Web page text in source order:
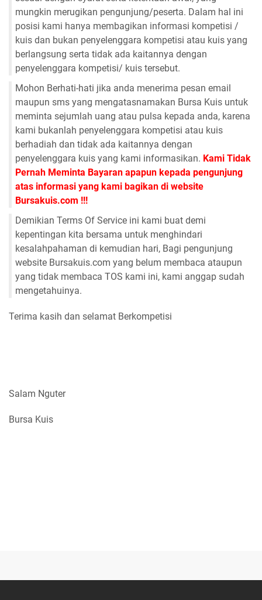
mungkin merugikan pengunjung/peserta. Dalam hal ini
posisi kami hanya membagikan informasi kompetisi /
kuis dan bukan penyelenggara kompetisi atau kuis yang
berlangsung serta tidak ada kaitannya dengan
penyelenggara kompetisi/ kuis tersebut.
Mohon Berhati-hati jika anda menerima pesan email
maupun sms yang mengatasnamakan Bursa Kuis untuk
meminta sejumlah uang atau pulsa kepada anda, karena
kami bukanlah penyelenggara kompetisi atau kuis
berhadiah dan tidak ada kaitannya dengan
penyelenggara kuis yang kami informasikan. Kami Tidak
Pernah Meminta Bayaran apapun kepada pengunjung
atas informasi yang kami bagikan di website
Bursakuis.com !!!
Demikian Terms Of Service ini kami buat demi
kepentingan kita bersama untuk menghindari
kesalahpahaman di kemudian hari, Bagi pengunjung
website Bursakuis.com yang belum membaca ataupun
yang tidak membaca TOS kami ini, kami anggap sudah
mengetahuinya.
Terima kasih dan selamat Berkompetisi
Salam Nguter
Bursa Kuis